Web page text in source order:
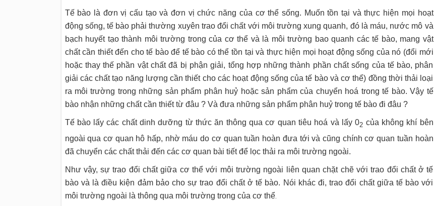
Tế bào là đơn vị cấu tạo và đơn vị chức năng của cơ thể sống. Muốn tồn tại và thực hiện mọi hoạt
động sống, tế bào phải thường xuyên trao đổi chất với môi trường xung quanh, đó là máu, nước mô và
bạch huyết tạo thành môi trường trong của cơ thể và là môi trường bao quanh các tế bào, mang vật
chất cần thiết đến cho tế bào để tế bào có thể tồn tại và thực hiện mọi hoạt động sống của nó (đổi mới
hoặc thay thế phần vật chất đã bị phận giải, tổng hợp những thành phần chất sống của tế bào, phân
giải các chất tạo năng lượng cần thiết cho các hoạt động sống của tế bào và cơ thể) đồng thời thải loại
ra môi trường trong những sản phẩm phân huỷ hoặc sản phẩm của chuyển hoá trong tế bào. Vậy tế
bào nhận những chất cần thiết từ đâu ? Và đưa những sản phẩm phân huỷ trong tế bào đi đâu ?
Tế bào lấy các chất dinh dưỡng từ thức ăn thông qua cơ quan tiêu hoá và lấy 02 của không khí bên
ngoài qua cơ quan hô hấp, nhờ máu do cơ quan tuần hoàn đưa tới và cũng chính cơ quan tuần hoàn
đã chuyển các chất thải đến các cơ quan bài tiết để lọc thải ra môi trường ngoài.
Như vậy, sự trao đổi chất giữa cơ thể với môi trường ngoài liên quan chặt chẽ với trao đổi chất ở tế
bào và là điều kiện đảm bảo cho sự trao đổi chất ở tế bào. Nói khác đi, trao đổi chất giữa tế bào với
môi trường ngoài là thông qua môi trường trong của cơ thể.